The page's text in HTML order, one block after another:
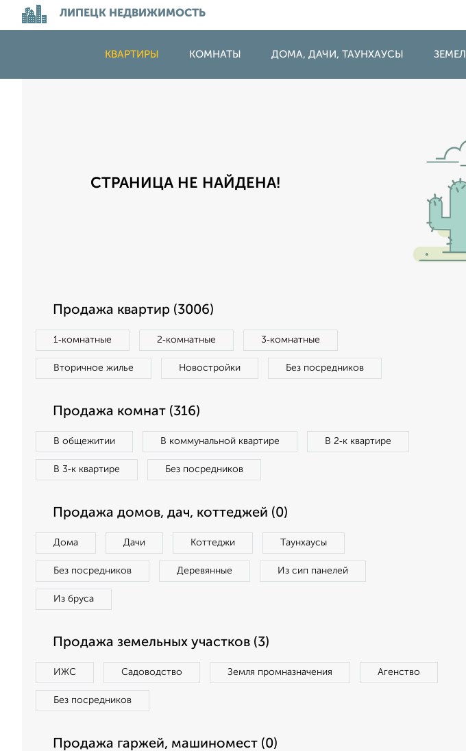
ЛИПЕЦК НЕДВИЖИМОСТЬ
КВАРТИРЫ КОМНАТЫ ДОМА, ДАЧИ, ТАУНХАУСЫ
СТРАНИЦА НЕ НАЙДЕНА!
Продажа квартир (3006)
1‑комнатные 2‑комнатные 3‑комнатные
Вторичное жилье Новостройки Без посредников
Продажа комнат (316)
В общежитии В коммунальной квартире В 2‑к квартире
В 3‑к квартире Без посредников
Продажа домов, дач, коттеджей (0)
Дома Дачи Коттеджи Таунхаусы
Без посредников Деревянные Из сип панелей
Из бруса
Продажа земельных участков (3)
ИЖС Садоводство Земля промназначения Агенство
Без посредников
Продажа гаржей, машиномест (0)